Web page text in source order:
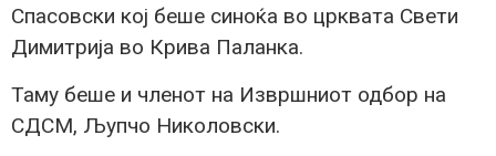
Спасовски кој беше синоќа во црквата Свети
Димитрија во Крива Паланка.
Таму беше и членот на Извршниот одбор на
СДСМ, Љупчо Николовски.